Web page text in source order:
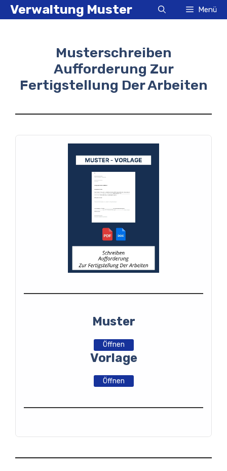
Zum
InhaltVerwaltung Muster Menü
Musterschreiben
Aufforderung Zur
Fertigstellung Der Arbeiten
Muster
Öffnen
Vorlage
Öffnen